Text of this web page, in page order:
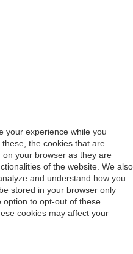
your experience while you
the cookies that are
your browser as they are
of the website. We also
and understand how you
stored in your browser only
option to opt-out of these
cookies may affect your